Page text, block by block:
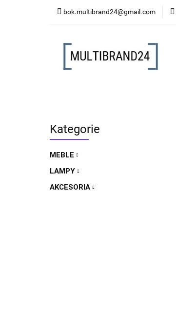
bok.multibrand24@gmail.com
MEBLE
Kategorie
MEBLE
LAMPY
AKCESORIA